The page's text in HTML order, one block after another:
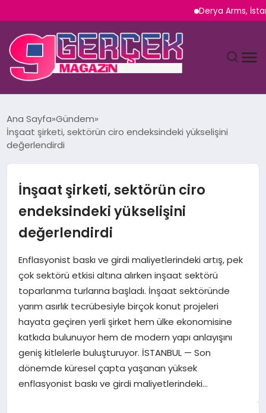
Derya Arms, İstanbul
YAŞAM
TEKNOLOJI
SAĞLIK
SIYASET
EKONOMI
DÜNYA
Ana Sayfa Gündem
İnşaat şirketi, sektörün ciro endeksindeki yükselişini
değerlendirdi
İnşaat şirketi, sektörün ciro
endeksindeki yükselişini
değerlendirdi
Enflasyonist baskı ve girdi maliyetlerindeki artış, pek
çok sektörü etkisi altına alırken inşaat sektörü
toparlanma turlarına başladı. İnşaat sektöründe
yarım asırlık tecrübesiyle birçok konut projeleri
hayata geçiren yerli şirket hem ülke ekonomisine
katkıda bulunuyor hem de modern yapı anlayışını
geniş kitlelerle buluşturuyor. İSTANBUL — Son
dönemde küresel çapta yaşanan yüksek
enflasyonist baskı ve girdi maliyetlerindeki…